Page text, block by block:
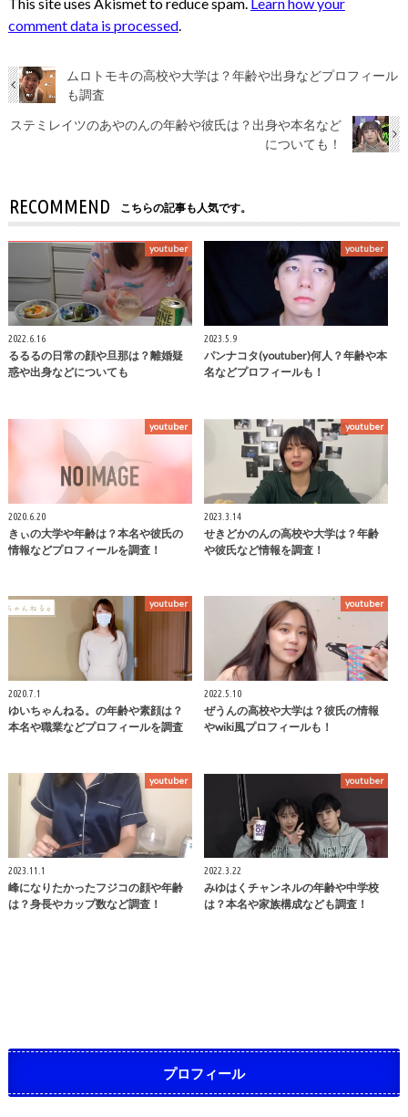
comment data is processed.
ムロトモキの高校や大学は？年齢や出身などプロフィール
も調査
ステミレイツのあやのんの年齢や彼氏は？出身や本名など
についても！
RECOMMEND こちらの記事も人気です。
youtuber
2022.6.16
るるるの日常の顔や旦那は？離婚疑
惑や出身などについても
youtuber
2023.5.9
パンナコタ(youtuber)何人？年齢や本
名などプロフィールも！
youtuber
2020.6.20
きぃの大学や年齢は？本名や彼氏の
情報などプロフィールを調査！
youtuber
2023.3.14
せきどかのんの高校や大学は？年齢
や彼氏など情報を調査！
youtuber
2020.7.1
ゆいちゃんねる。の年齢や素顔は？
本名や職業などプロフィールを調査
youtuber
2022.5.10
ぜうんの高校や大学は？彼氏の情報
やwiki風プロフィールも！
youtuber
2023.11.1
峰になりたかったフジコの顔や年齢
は？身長やカップ数など調査！
youtuber
2022.3.22
みゆはくチャンネルの年齢や中学校
は？本名や家族構成なども調査！
プロフィール